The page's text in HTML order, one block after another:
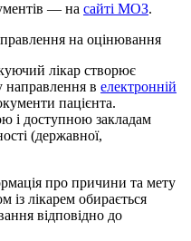
— на сайті МОЗ.
на оцінювання
лікар створює
направлення в електронній
пацієнта.
і доступною закладам
(державної,
про причини та мету
із лікарем обирається
відповідно до